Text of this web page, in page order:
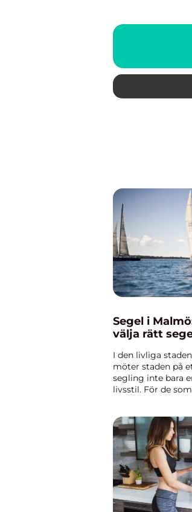
Segel i
välja rätt
I den livliga
möter staden på
segling inte bara
livsstil. För de